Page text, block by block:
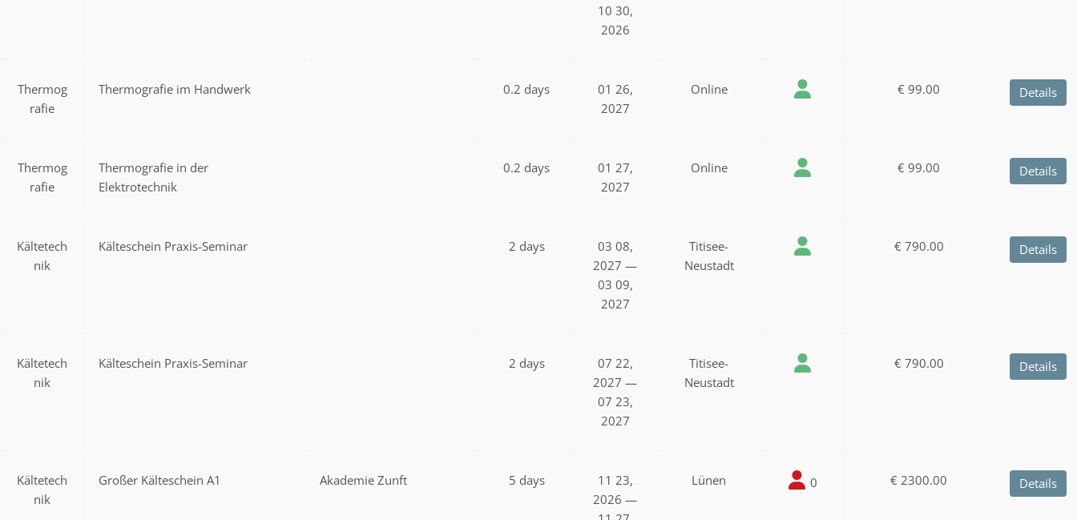
10 30,
2026
Thermog
rafie
Thermografie im Handwerk 0.2 days
01 26,
2027
Online € 99.00 Details
Thermog
rafie
Thermografie in der
Elektrotechnik
0.2 days
01 27,
2027
Online € 99.00 Details
Kältetech
nik
Kälteschein Praxis-Seminar 2 days
03 08,
2027 —
03 09,
2027
Titisee-
Neustadt
€ 790.00 Details
Kältetech
nik
Kälteschein Praxis-Seminar 2 days
07 22,
2027 —
07 23,
2027
Titisee-
Neustadt
€ 790.00 Details
Kältetech
nik
Großer Kälteschein A1 Akademie Zunft 5 days
11 23,
2026 —
Lünen 0 € 2300.00 Details